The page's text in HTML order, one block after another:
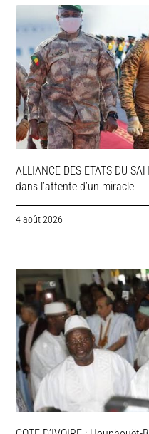
ALLIANCE DES ETATS DU
dans l’attente d’un miracle
4 août 2026